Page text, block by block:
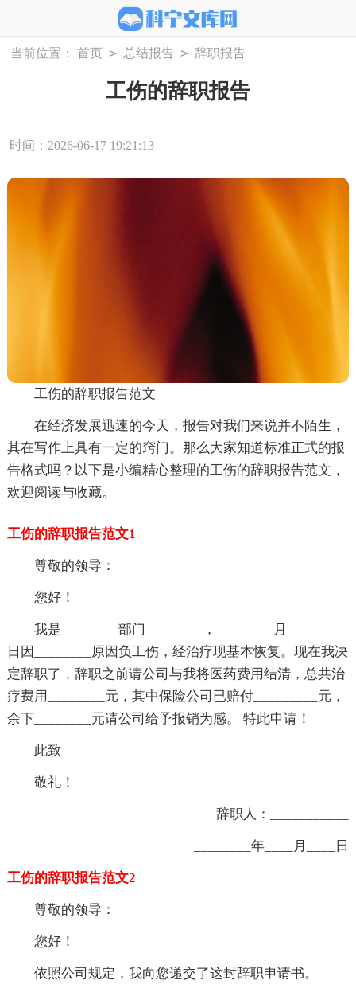
当前位置： 首页 > 总结报告 > 辞职报告
工伤的辞职报告
时间：2026-06-17 19:21:13
工伤的辞职报告范文
在经济发展迅速的今天，报告对我们来说并不陌生，
其在写作上具有一定的窍门。那么大家知道标准正式的报
告格式吗？以下是小编精心整理的工伤的辞职报告范文，
欢迎阅读与收藏。
工伤的辞职报告范文1
尊敬的领导：
您好！
我是 部门 ， 月
日因
原因负工伤，经治疗现基本恢复。现在我决
定辞职了，辞职之前请公司与我将医药费用结清，总共治
疗费用
元，其中保险公司已赔付____
元，
余下____ 元请公司给予报销为感。 特此申请！
此致
敬礼！
辞职人：___________
________年____月____日
工伤的辞职报告范文2
尊敬的领导：
您好！
依照公司规定，我向您递交了这封辞职申请书。